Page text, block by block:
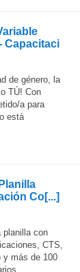
Capacitaci
de género, la
TÚ! Con
a para
está
Co[...]
planilla con
CTS,
y más de 100